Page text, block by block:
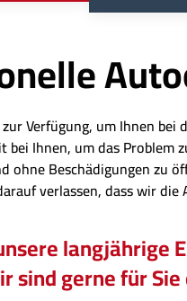
Verfügung, um Ihnen
Ihnen, um das
ohne Beschädigungen
verlassen, dass wir
langjährige
sind gerne für